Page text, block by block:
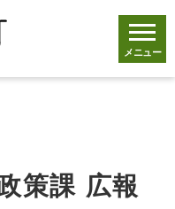
メニュー
策課 広報